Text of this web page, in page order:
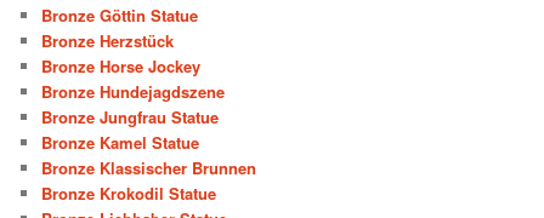
Bronze Göttin Statue
Bronze Herzstück
Bronze Horse Jockey
Bronze Hundejagdszene
Bronze Jungfrau Statue
Bronze Kamel Statue
Bronze Klassischer Brunnen
Bronze Krokodil Statue